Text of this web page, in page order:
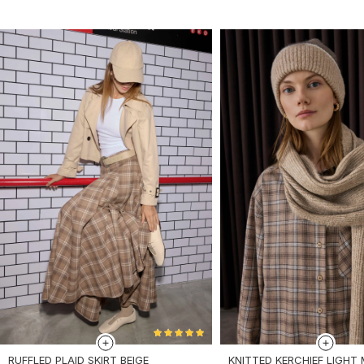
RUFFLED PLAID SKIRT BEIGE KNITTED KERCHIEF LIGHT